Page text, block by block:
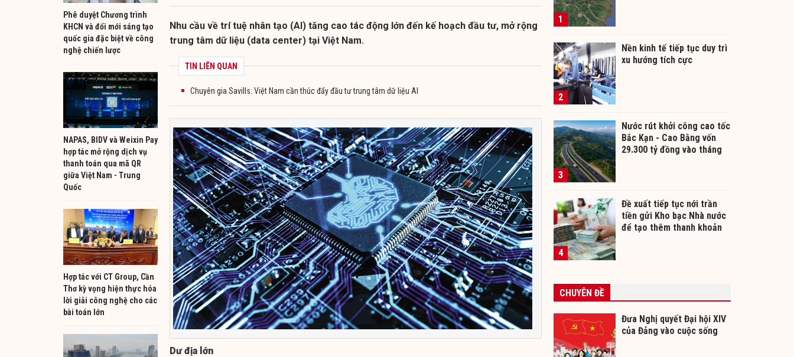
Phê duyệt Chương trình
KHCN và đổi mới sáng tạo
quốc gia đặc biệt về công
nghệ chiến lược
NAPAS, BIDV và Weixin Pay
hợp tác mở rộng dịch vụ
thanh toán qua mã QR
giữa Việt Nam - Trung
Quốc
Hợp tác với CT Group, Cần
Thơ kỳ vọng hiện thực hóa
lời giải công nghệ cho các
bài toán lớn
Nhu cầu về trí tuệ nhân tạo (AI) tăng cao tác động lớn đến kế hoạch đầu tư, mở rộng
trung tâm dữ liệu (data center) tại Việt Nam.
TIN LIÊN QUAN
Chuyên gia Savills: Việt Nam cần thúc đẩy đầu tư trung tâm dữ liệu AI
Dư địa lớn
1
2
Nền kinh tế tiếp tục duy trì
xu hướng tích cực
3
Nước rút khởi công cao tốc
Bắc Kạn - Cao Bằng vốn
29.300 tỷ đồng vào tháng
4
Đề xuất tiếp tục nới trần
tiền gửi Kho bạc Nhà nước
để tạo thêm thanh khoản
CHUYÊN ĐỀ
Đưa Nghị quyết Đại hội XIV
của Đảng vào cuộc sống